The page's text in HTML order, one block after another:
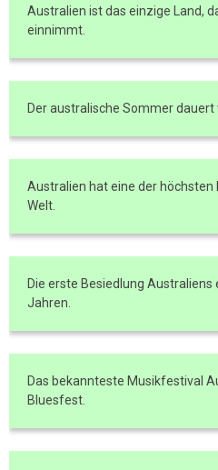
Australien ist das einzige Land,
einnimmt.
Der australische Sommer dauert
Australien hat eine der
Welt.
Die erste Besiedlung
Jahren.
Das bekannteste Musikfestival
Bluesfest.